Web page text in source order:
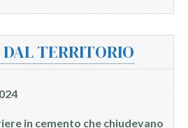
TERRITORIO
in cemento che chiudevano